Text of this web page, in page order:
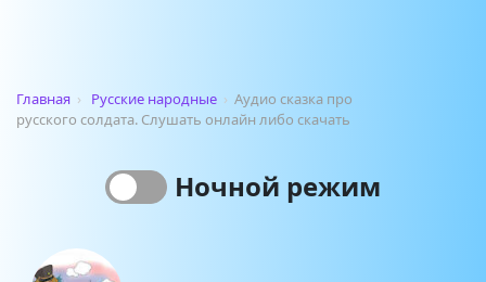
Главная › Русские народные › Аудио сказка про
русского солдата. Слушать онлайн либо скачать
Ночной режим